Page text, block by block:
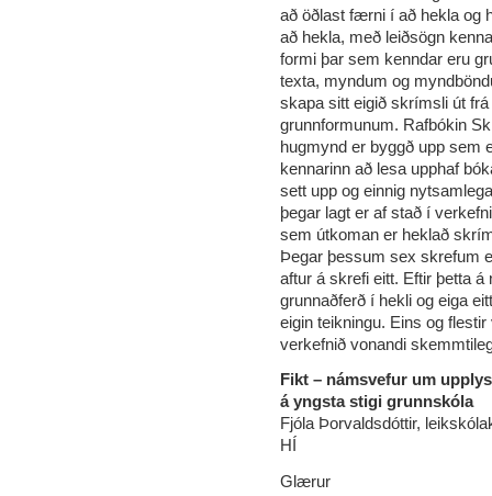
að öðlast færni í að hekla og
að hekla, með leiðsögn
formi þar sem kenndar eru
texta, myndum og
skapa sitt eigið skrímsli út
grunnformunum. Rafbókin
hugmynd er byggð upp sem
kennarinn að lesa upphaf
sett upp og einnig
þegar lagt er af stað í
sem útkoman er heklað
Þegar þessum sex skrefum
aftur á skrefi eitt. Eftir þetta
grunnaðferð í hekli og eiga
eigin teikningu. Eins og
verkefnið vonandi
Fikt – námsvefur um
á yngsta stigi grunnskóla
Fjóla Þorvaldsdóttir,
HÍ
Glærur